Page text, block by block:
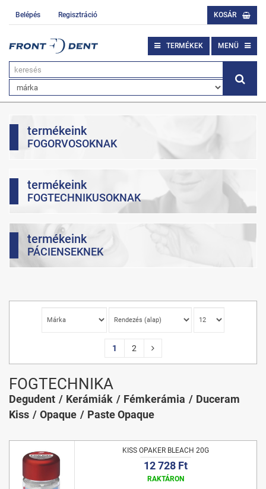
Belépés Regisztráció KOSÁR
TERMÉKEK MENÜ
termékeink
FOGORVOSOKNAK
termékeink
FOGTECHNIKUSOKNAK
termékeink
PÁCIENSEKNEK
1 2
FOGTECHNIKA
Degudent Kerámiák Fémkerámia
Duceram
Kiss
Opaque Paste Opaque
KISS OPAKER BLEACH 20G
12 728 Ft
RAKTÁRON